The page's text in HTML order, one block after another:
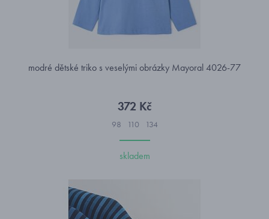
modré dětské triko s veselými obrázky Mayoral 4026-77
372 Kč
98 110 134
skladem